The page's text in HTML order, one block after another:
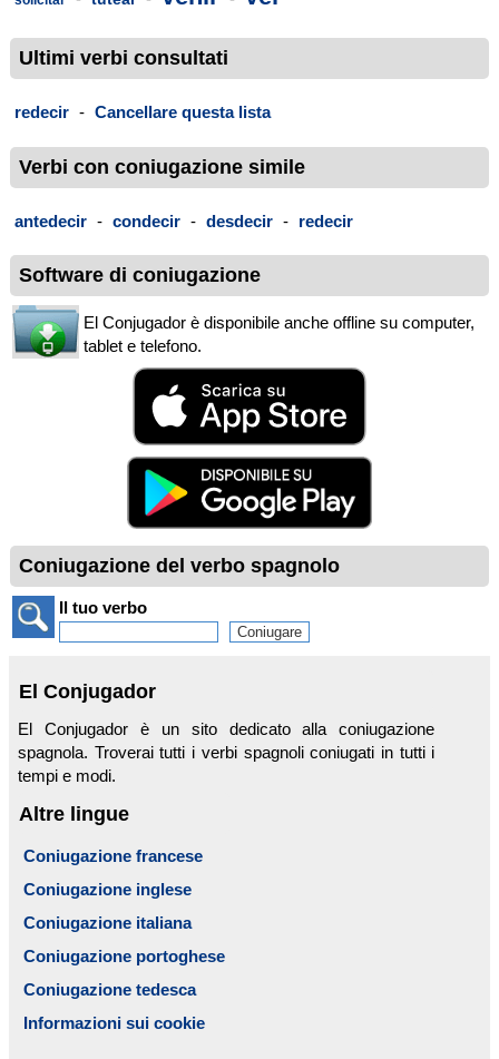
Ultimi verbi consultati
redecir - Cancellare questa lista
Verbi con coniugazione simile
antedecir - condecir - desdecir - redecir
Software di coniugazione
El Conjugador è disponibile anche offline su computer,
tablet e telefono.
Coniugazione del verbo spagnolo
Il tuo verbo
El Conjugador
El Conjugador è un sito dedicato alla coniugazione
spagnola. Troverai tutti i verbi spagnoli coniugati in tutti i
tempi e modi.
Altre lingue
Coniugazione francese
Coniugazione inglese
Coniugazione italiana
Coniugazione portoghese
Coniugazione tedesca
Informazioni sui cookie